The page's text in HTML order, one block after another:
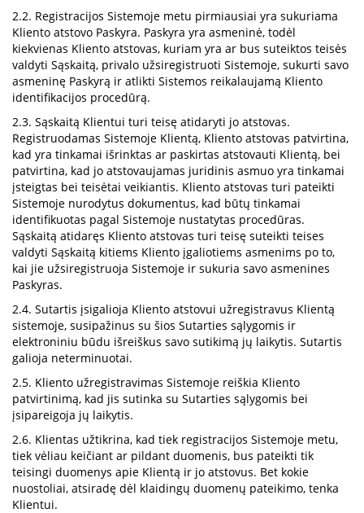
2.2. Registracijos Sistemoje metu pirmiausiai yra sukuriama
Kliento atstovo Paskyra. Paskyra yra asmeninė, todėl
kiekvienas Kliento atstovas, kuriam yra ar bus suteiktos teisės
valdyti Sąskaitą, privalo užsiregistruoti Sistemoje, sukurti savo
asmeninę Paskyrą ir atlikti Sistemos reikalaujamą Kliento
identifikacijos procedūrą.
2.3. Sąskaitą Klientui turi teisę atidaryti jo atstovas.
Registruodamas Sistemoje Klientą, Kliento atstovas patvirtina,
kad yra tinkamai išrinktas ar paskirtas atstovauti Klientą, bei
patvirtina, kad jo atstovaujamas juridinis asmuo yra tinkamai
įsteigtas bei teisėtai veikiantis. Kliento atstovas turi pateikti
Sistemoje nurodytus dokumentus, kad būtų tinkamai
identifikuotas pagal Sistemoje nustatytas procedūras.
Sąskaitą atidaręs Kliento atstovas turi teisę suteikti teises
valdyti Sąskaitą kitiems Kliento įgaliotiems asmenims po to,
kai jie užsiregistruoja Sistemoje ir sukuria savo asmenines
Paskyras.
2.4. Sutartis įsigalioja Kliento atstovui užregistravus Klientą
sistemoje, susipažinus su šios Sutarties sąlygomis ir
elektroniniu būdu išreiškus savo sutikimą jų laikytis. Sutartis
galioja neterminuotai.
2.5. Kliento užregistravimas Sistemoje reiškia Kliento
patvirtinimą, kad jis sutinka su Sutarties sąlygomis bei
įsipareigoja jų laikytis.
2.6. Klientas užtikrina, kad tiek registracijos Sistemoje metu,
tiek vėliau keičiant ar pildant duomenis, bus pateikti tik
teisingi duomenys apie Klientą ir jo atstovus. Bet kokie
nuostoliai, atsiradę dėl klaidingų duomenų pateikimo, tenka
Klientui.